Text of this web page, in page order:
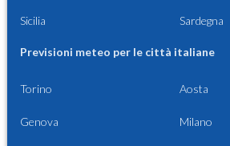
Sicilia Sardegna
Previsioni meteo per le città italiane
Torino Aosta
Genova Milano